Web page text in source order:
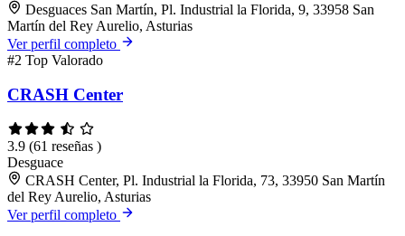
Desguaces San Martín, Pl. Industrial la Florida, 9, 33958 San
Martín del Rey Aurelio, Asturias
Ver perfil completo
#2 Top Valorado
CRASH Center
3.9 (61 reseñas )
Desguace
CRASH Center, Pl. Industrial la Florida, 73, 33950 San Martín
del Rey Aurelio, Asturias
Ver perfil completo